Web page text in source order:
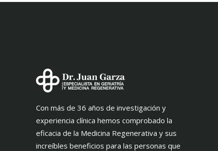
Con más de 36 años de investigación y
experiencia clínica hemos comprobado la
eficacia de la Medicina Regenerativa y sus
increíbles beneficios para las personas que